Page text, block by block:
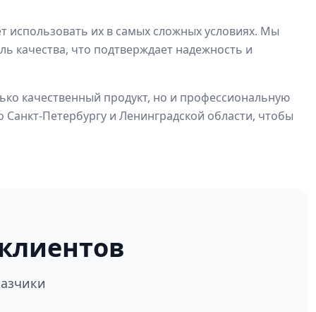
их в самых сложных условиях. Мы
качества, что подтверждает надежность и
качественный продукт, но и профессиональную
Петербургу и Ленинградской области, чтобы